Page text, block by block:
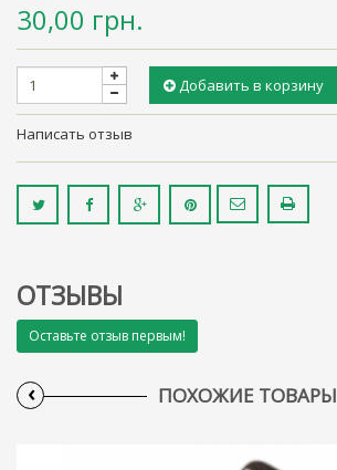
30,00 грн.
Добавить в корзину
Написать отзыв
ОТЗЫВЫ
Оставьте отзыв первым!
ПОХОЖИЕ ТОВАРЫ
‹